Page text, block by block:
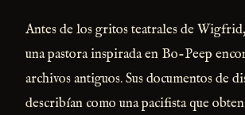
Antes de los gritos teatrales de
una pastora inspirada en Bo-Peep
archivos antiguos. Sus documentos de
describían como una pacifista que